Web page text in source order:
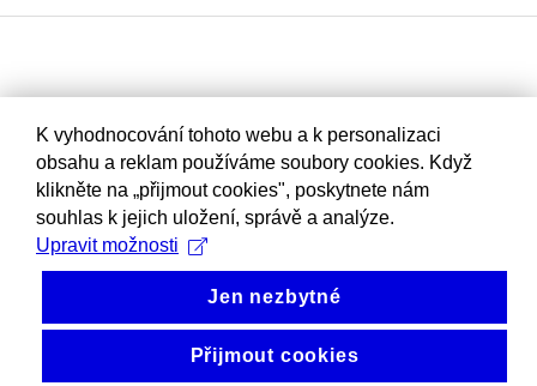
K vyhodnocování tohoto webu a k personalizaci
obsahu a reklam používáme soubory cookies. Když
klikněte na „přijmout cookies", poskytnete nám
souhlas k jejich uložení, správě a analýze.
Upravit možnosti
Jen nezbytné
Přijmout cookies